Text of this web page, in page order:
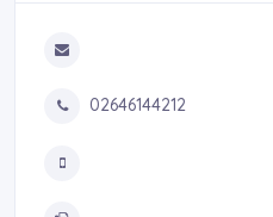
02646144212